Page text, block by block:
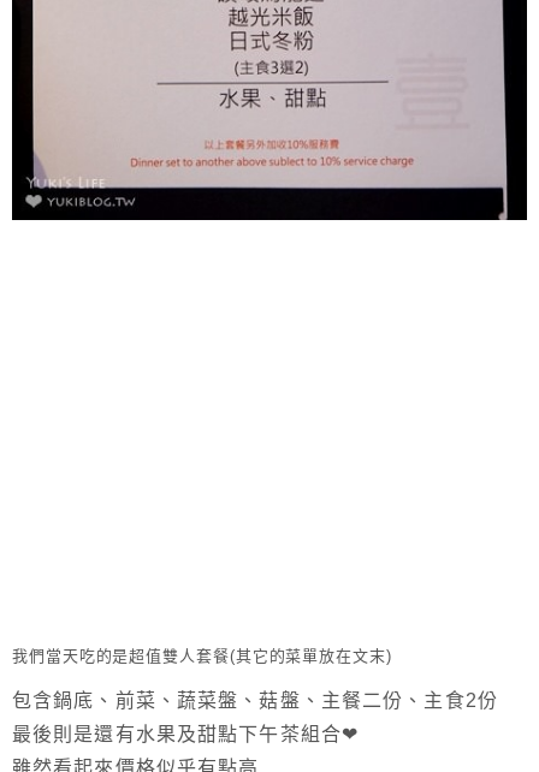
我們當天吃的是超值雙人套餐(其它的菜單放在文末)
包含鍋底、前菜、蔬菜盤、菇盤、主餐二份、主食2份
最後則是還有水果及甜點下午茶組合❤
雖然看起來價格似乎有點高